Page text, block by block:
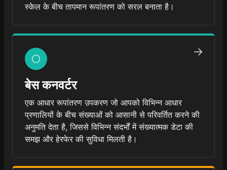
स्केल के बीच तापमान रूपांतरण को सरल बनाता है।
बेस कनवर्टर
एक आधार रूपांतरण उपकरण जो आपको विभिन्न आधार
प्रणालियों के बीच संख्याओं को आसानी से परिवर्तित करने की
अनुमति देता है, जिससे विभिन्न संदर्भों में संख्यात्मक डेटा की
समझ और हेरफेर की सुविधा मिलती है।